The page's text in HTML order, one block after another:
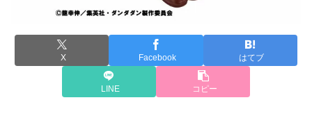
X Facebook はてブ
LINE コピー